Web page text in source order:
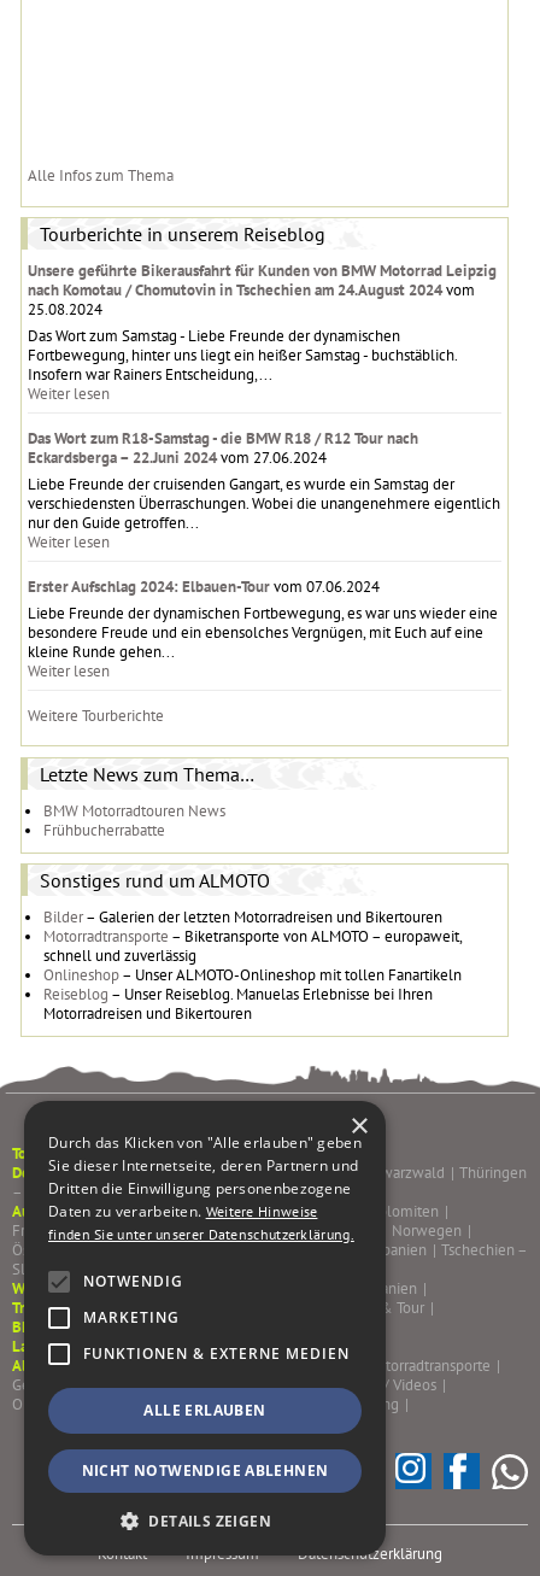
Alle Infos zum Thema
Tourberichte in unserem Reiseblog
Unsere geführte Bikerausfahrt für Kunden von BMW Motorrad Leipzig
nach Komotau / Chomutovin in Tschechien am 24.August 2024vom
25.08.2024
Das Wort zum Samstag - Liebe Freunde der dynamischen
Fortbewegung, hinter uns liegt ein heißer Samstag - buchstäblich.
Insofern war Rainers Entscheidung,...
Weiter lesen
Das Wort zum R18-Samstag - die BMW R18 / R12 Tour nach
Eckardsberga – 22.Juni 2024vom 27.06.2024
Liebe Freunde der cruisenden Gangart, es wurde ein Samstag der
verschiedensten Überraschungen. Wobei die unangenehmere eigentlich
nur den Guide getroffen...
Weiter lesen
Erster Aufschlag 2024: Elbauen-Tourvom 07.06.2024
Liebe Freunde der dynamischen Fortbewegung, es war uns wieder eine
besondere Freude und ein ebensolches Vergnügen, mit Euch auf eine
kleine Runde gehen...
Weiter lesen
Weitere Tourberichte
Letzte News zum Thema…
BMW Motorradtouren News
Frühbucherrabatte
Sonstiges rund um ALMOTO
Bilder– Galerien der letzten Motorradreisen und Bikertouren
Motorradtransporte – Biketransporte von ALMOTO – europaweit,
schnell und zuverlässig
Onlineshop– Unser ALMOTO-Onlineshop mit tollen Fanartikeln
Reiseblog – Unser Reiseblog. Manuelas Erlebnisse bei Ihren
Motorradreisen und Bikertouren
Tourenkalender
Deutschland Pfälzerwald & Weinstraße | Sachsen | Schwarzwald | Thüringen
– Rhön – Spessart |
Ausland Albanien – Bulgarien – Rumänien | Alpen & Dolomiten |
Frankreich | Griechenland | Italien | Korsika – Sardinien Norwegen |
Österreich
Schweiz Spanien | Tschechien –
Slowakei
Winterfluchten Marokko Spanien |
Trainings/Kurse Sicherheitstrainings & Kurse Training & Tour |
BMW Motorrad Sachsen
Last Minute %
Almoto AGB | Jobs – Wir suchen dich! | Gutscheine Motorradtransporte |
Gepäcktransport | Leistungen | Team | Reiseblog/ Bilder/ Videos |
Onlineshop
Kontakt Impressum | Datenschutzerklärung |
Kontakt Impressum Datenschutzerklärung
×
Durch das Klicken von "Alle erlauben" geben
Sie dieser Internetseite, deren Partnern und
Dritten die Einwilligung personenbezogene
Daten zu verarbeiten. Weitere Hinweise
finden Sie unter unserer Datenschutzerklärung.
NOTWENDIG
MARKETING
FUNKTIONEN & EXTERNE MEDIEN
ALLE ERLAUBEN
NICHT NOTWENDIGE ABLEHNEN
DETAILS ZEIGEN